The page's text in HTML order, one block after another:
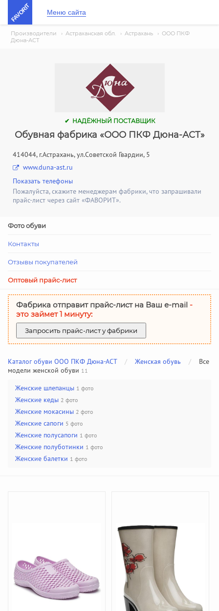
FAVORIT Меню сайта
Производители › Астраханская обл. › Астрахань › ООО ПКФ
Дюна-АСТ
✔ НАДЁЖНЫЙ ПОСТАВЩИК
Обувная фабрика «ООО ПКФ Дюна-АСТ»
414044, г.Астрахань, ул.Советской Гвардии, 5
www.duna-ast.ru
Показать телефоны
Пожалуйста, скажите менеджерам фабрики, что запрашивали
прайс-лист через сайт «ФАВОРИТ».
Фото обуви
Контакты
Отзывы покупателей
Оптовый прайс-лист
Фабрика отправит прайс-лист на Ваш е-mail -
это займет 1 минуту:
Запросить прайс-лист у фабрики
Каталог обуви ООО ПКФ Дюна-АСТ / Женская обувь /
Все
модели женской обуви 11
Женские шлепанцы 1 фото
Женские кеды 2 фото
Женские мокасины 2 фото
Женские сапоги 5 фото
Женские полусапоги 1 фото
Женские полуботинки 1 фото
Женские балетки 1 фото